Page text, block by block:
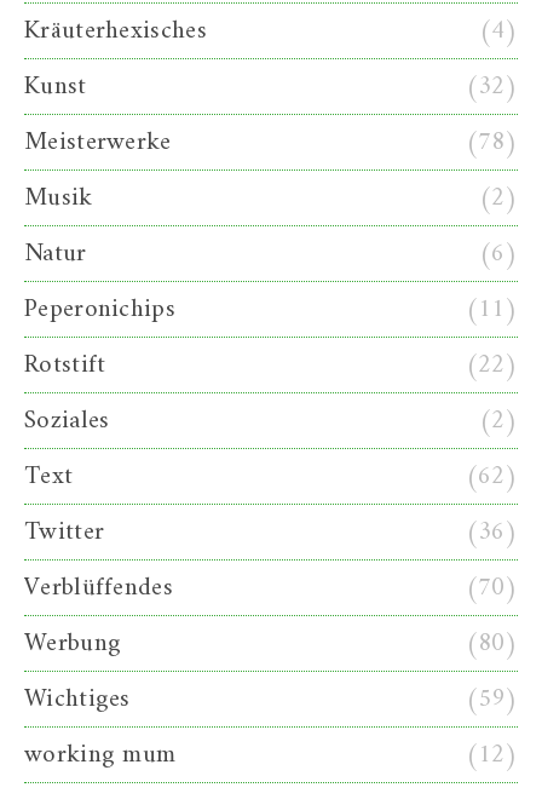
Kräuterhexisches
(4)
Kunst
(32)
Meisterwerke
(78)
Musik
(2)
Natur
(6)
Peperonichips
(11)
Rotstift
(22)
Soziales
(2)
Text
(62)
Twitter
(36)
Verblüffendes
(70)
Werbung
(80)
Wichtiges
(59)
working mum
(12)